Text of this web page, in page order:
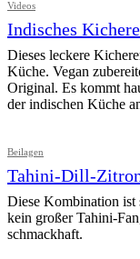
Videos
Indisches
Dieses leckere
Küche. Vegan
Original. Es kommt
der indischen Küche
Beilagen
Tahini-Dill-
Diese Kombination ist
kein großer Tahini-
schmackhaft.